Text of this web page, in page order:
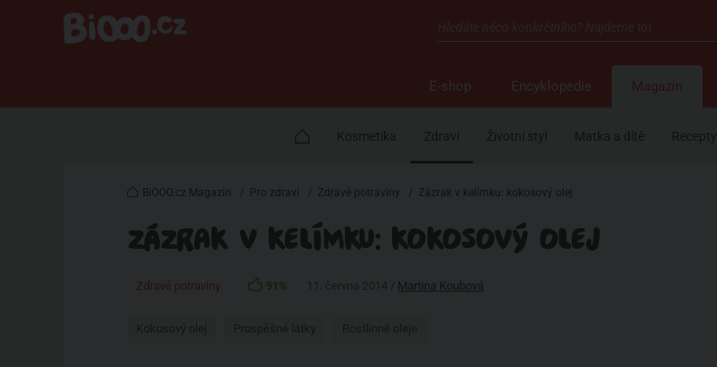
E-shop Encyklopedie Magazín
Kosmetika Zdraví Životní styl Matka a dítě Recepty
BiOOO.cz Magazin / Pro zdraví / Zdravé potraviny / Zázrak v kelímku: kokosový olej
ZÁZRAK V KELÍMKU: KOKOSOVÝ OLEJ
Zdravé potraviny 91% Martina Koubová
Kokosový olej Prospěšné látky Rostlinné oleje